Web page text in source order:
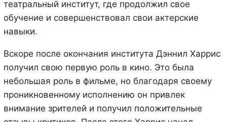
театральный институт, где продолжил свое
обучение и совершенствовал свои актерские
навыки.
Вскоре после окончания института Дэннил Харрис
получил свою первую роль в кино. Это была
небольшая роль в фильме, но благодаря своему
проникновенному исполнению он привлек
внимание зрителей и получил положительные